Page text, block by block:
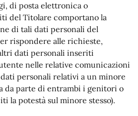
di posta elettronica o
del Titolare comportano la
di tali dati personali del
rispondere alle richieste,
dati personali inseriti
nelle relative comunicazioni
personali relativi a un minore
da parte di entrambi i genitori o
la potestà sul minore stesso).